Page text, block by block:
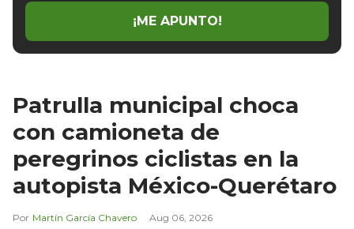
¡ME APUNTO!
Patrulla municipal choca
con camioneta de
peregrinos ciclistas en la
autopista México-Querétaro
Martín García Chavero Aug 06, 2026